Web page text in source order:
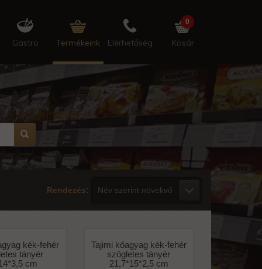
Gastro Termékeink Elérhetőség Kosár
0
Rendezés:
kék-fehér
tányér
cm
Tajimi kőagyag kék-fehér
szögletes tányér
21,7*15*2,5 cm